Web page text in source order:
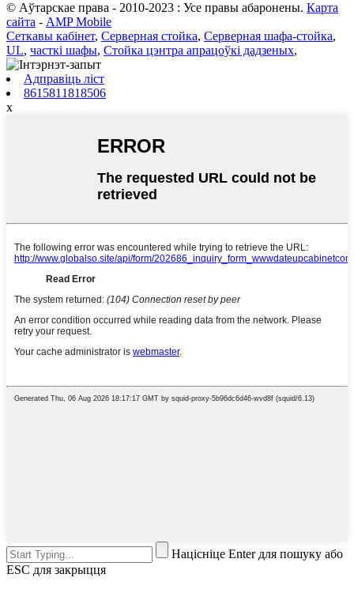
© Аўтарскае права - 2010-2023 : Усе правы абаронены. Карта
сайта - AMP Mobile
Сеткавы кабінет, Серверная стойка, Серверная шафа-стойка,
UL, часткі шафы, Стойка цэнтра апрацоўкі дадзеных,
Адправіць ліст
8615811818506
x
Націсніце Enter для пошуку або
ESC для закрыцця